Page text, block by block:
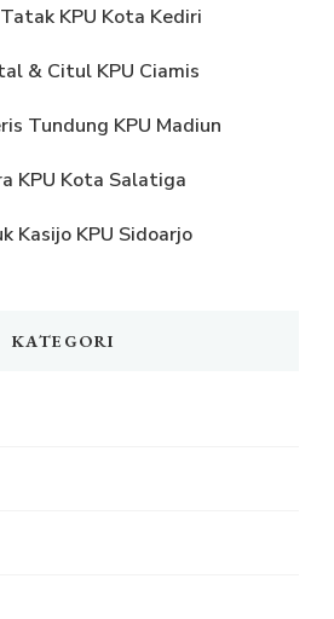
KPU Kota Kediri
& Citul KPU Ciamis
Tundung KPU Madiun
KPU Kota Salatiga
Kasijo KPU Sidoarjo
KATEGORI